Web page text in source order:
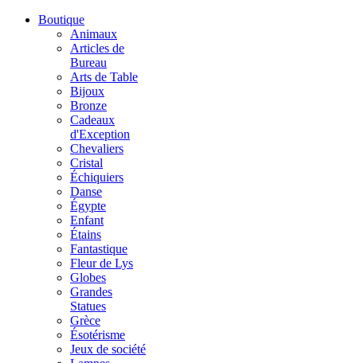
Boutique
Animaux
Articles de
Bureau
Arts de Table
Bijoux
Bronze
Cadeaux
d'Exception
Chevaliers
Cristal
Échiquiers
Danse
Égypte
Enfant
Étains
Fantastique
Fleur de Lys
Globes
Grandes
Statues
Grèce
Ésotérisme
Jeux de société